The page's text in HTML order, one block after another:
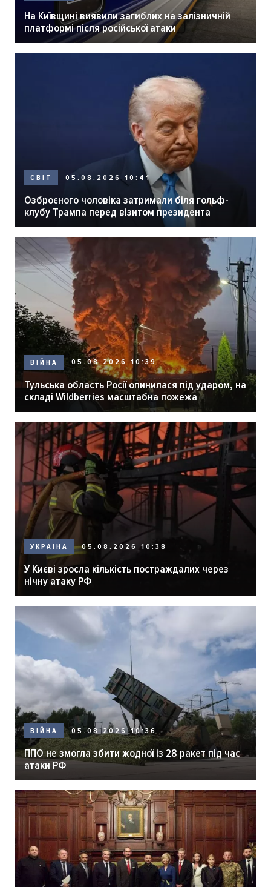
На Київщині виявили загиблих на залізничній
платформі після російської атаки
СВІТ 05.08.2026 10:41
Озброєного чоловіка затримали біля гольф-
клубу Трампа перед візитом президента
ВІЙНА 05.08.2026 10:39
Тульська область Росії опинилася під ударом, на
складі Wildberries масштабна пожежа
УКРАЇНА 05.08.2026 10:38
У Києві зросла кількість постраждалих через
нічну атаку РФ
ВІЙНА 05.08.2026 10:36
ППО не змогла збити жодної із 28 ракет під час
атаки РФ